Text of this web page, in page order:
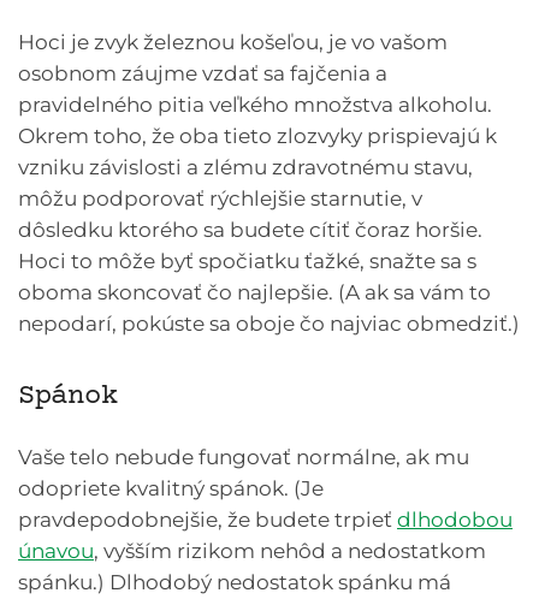
Hoci je zvyk železnou košeľou, je vo vašom
osobnom záujme vzdať sa fajčenia a
pravidelného pitia veľkého množstva alkoholu.
Okrem toho, že oba tieto zlozvyky prispievajú k
vzniku závislosti a zlému zdravotnému stavu,
môžu podporovať rýchlejšie starnutie, v
dôsledku ktorého sa budete cítiť čoraz horšie.
Hoci to môže byť spočiatku ťažké, snažte sa s
oboma skoncovať čo najlepšie. (A ak sa vám to
nepodarí, pokúste sa oboje čo najviac obmedziť.)
Spánok
Vaše telo nebude fungovať normálne, ak mu
odopriete kvalitný spánok. (Je
pravdepodobnejšie, že budete trpieť dlhodobou
únavou, vyšším rizikom nehôd a nedostatkom
spánku.) Dlhodobý nedostatok spánku má